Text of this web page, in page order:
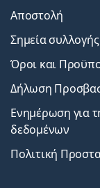
Αποστολή
Σημεία συλλογής
Όροι και
Δήλωση
Ενημέρωση για
δεδομένων
Πολιτική